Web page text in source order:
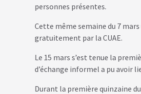
personnes présentes.
Cette même semaine du 7
gratuitement par la CUAE.
Le 15 mars s’est tenue la
d’échange informel a pu avoir
Durant la première quinzaine